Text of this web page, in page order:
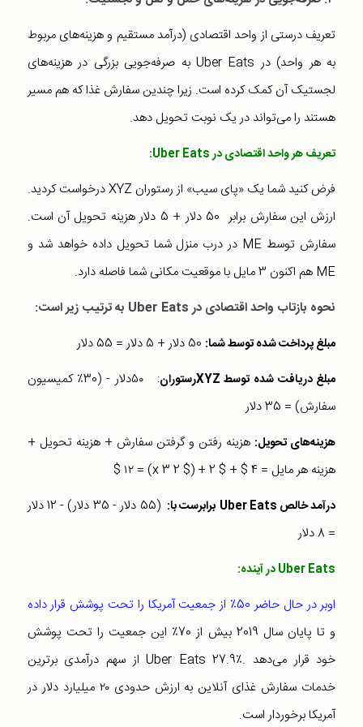
تعریف درستی از واحد اقتصادی (درآمد مستقیم و هزینه‌های مربوط
به هر واحد) در Uber Eats به ‌صرفه‌جویی بزرگی در هزینه‌های
لجستیک آن کمک کرده است. زیرا چندین سفارش غذا که هم مسیر
هستند را می‌تواند در یک نوبت تحویل ‌دهد.
تعریف هر واحد اقتصادی درUber Eats
:
فرض کنید شما یک «پای سیب» از رستوران XYZ درخواست کردید.
ارزش این سفارش برابر 50 دلار + 5 دلار هزینه تحویل آن است.
سفارش توسط ME در درب منزل شما تحویل داده خواهد شد و
ME هم اکنون 3 مایل با موقعیت مکانی شما فاصله دارد.
نحوه بازتاب واحد اقتصادی در Uber Eats به ترتیب زیر است:
مبلغ پرداخت شده توسط شما:
مبلغ دریافت شده توسط XYZرستوران
: ۵۰دلار - (30٪ کمیسیون
سفارش) = 35 دلار
هزینه‌های تحویل: هزینه رفتن و گرفتن سفارش + هزینه تحویل +
هزینه هر مایل = 4 $ + $ 2 + ($ 2 x 3) = ۱۲ $
درآمد خالص Uber Eats برابرست با:
(55 دلار - 35 دلار) - 12 دلار
= 8 دلار
Uber Eatsدر آینده:
اوبر در حال حاضر 50٪ از جمعیت آمریكا را تحت پوشش قرار داده
و تا پایان سال 2019 بیش از 70٪ این جمعیت را تحت پوشش
خود قرار می‌دهد .Uber Eats 27.9٪ از سهم درآمدی برترین
خدمات سفارش غذای آنلاین به ارزش حدودی ۲۰ میلیارد دلار در
آمریكا برخوردار است.